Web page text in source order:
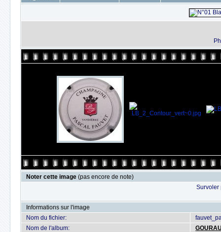
Noter cette image (pas encore de note)
Survoler
Informations sur l'image
Nom du fichier:
Nom de l'album: